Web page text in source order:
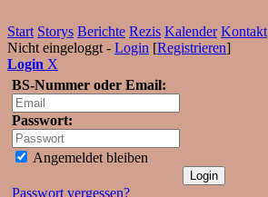
Start Storys Berichte Rezis Kalender Kontakt
Nicht eingeloggt - Login [Registrieren]
Login X
BS-Nummer oder Email:
Passwort:
Angemeldet bleiben
Passwort vergessen?